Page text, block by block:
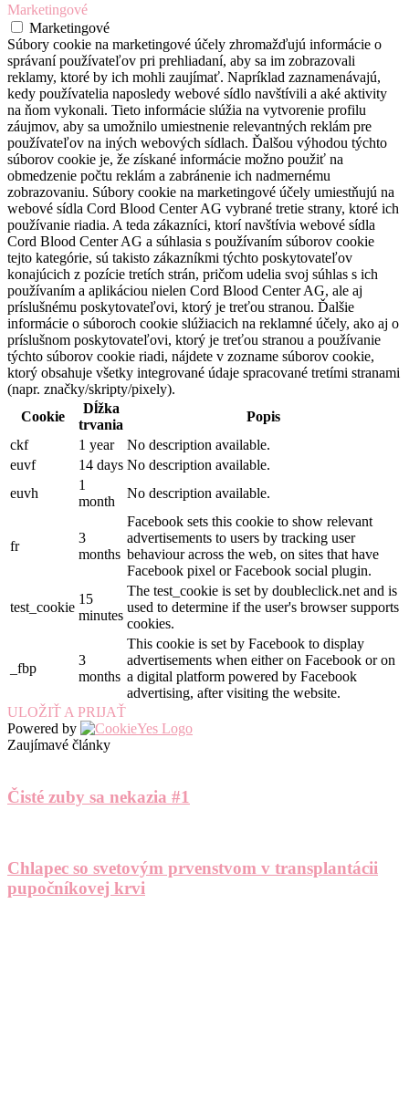
Marketingové
Marketingové
Súbory cookie na marketingové účely zhromažďujú informácie o
správaní používateľov pri prehliadaní, aby sa im zobrazovali
reklamy, ktoré by ich mohli zaujímať. Napríklad zaznamenávajú,
kedy používatelia naposledy webové sídlo navštívili a aké aktivity
na ňom vykonali. Tieto informácie slúžia na vytvorenie profilu
záujmov, aby sa umožnilo umiestnenie relevantných reklám pre
používateľov na iných webových sídlach. Ďalšou výhodou týchto
súborov cookie je, že získané informácie možno použiť na
obmedzenie počtu reklám a zabránenie ich nadmernému
zobrazovaniu. Súbory cookie na marketingové účely umiestňujú na
webové sídla Cord Blood Center AG vybrané tretie strany, ktoré ich
používanie riadia. A teda zákazníci, ktorí navštívia webové sídla
Cord Blood Center AG a súhlasia s používaním súborov cookie
tejto kategórie, sú takisto zákazníkmi týchto poskytovateľov
konajúcich z pozície tretích strán, pričom udelia svoj súhlas s ich
používaním a aplikáciou nielen Cord Blood Center AG, ale aj
príslušnému poskytovateľovi, ktorý je treťou stranou. Ďalšie
informácie o súboroch cookie slúžiacich na reklamné účely, ako aj o
príslušnom poskytovateľovi, ktorý je treťou stranou a používanie
týchto súborov cookie riadi, nájdete v zozname súborov cookie,
ktorý obsahuje všetky integrované údaje spracované tretími stranami
(napr. značky/skripty/pixely).
Cookie
Dĺžka
trvania
Popis
ckf
1 year
No description available.
euvf
14 days No description available.
euvh
1
month
No description available.
fr
3
months
Facebook sets this cookie to show relevant
advertisements to users by tracking user
behaviour across the web, on sites that have
Facebook pixel or Facebook social plugin.
test_cookie
15
minutes
The test_cookie is set by doubleclick.net and is
used to determine if the user's browser supports
cookies.
_fbp
3
months
This cookie is set by Facebook to display
advertisements when either on Facebook or on
a digital platform powered by Facebook
advertising, after visiting the website.
ULOŽIŤ A PRIJAŤ
Powered by
Zaujímavé články
Čisté zuby sa nekazia #1
Chlapec so svetovým prvenstvom v transplantácii
pupočníkovej krvi